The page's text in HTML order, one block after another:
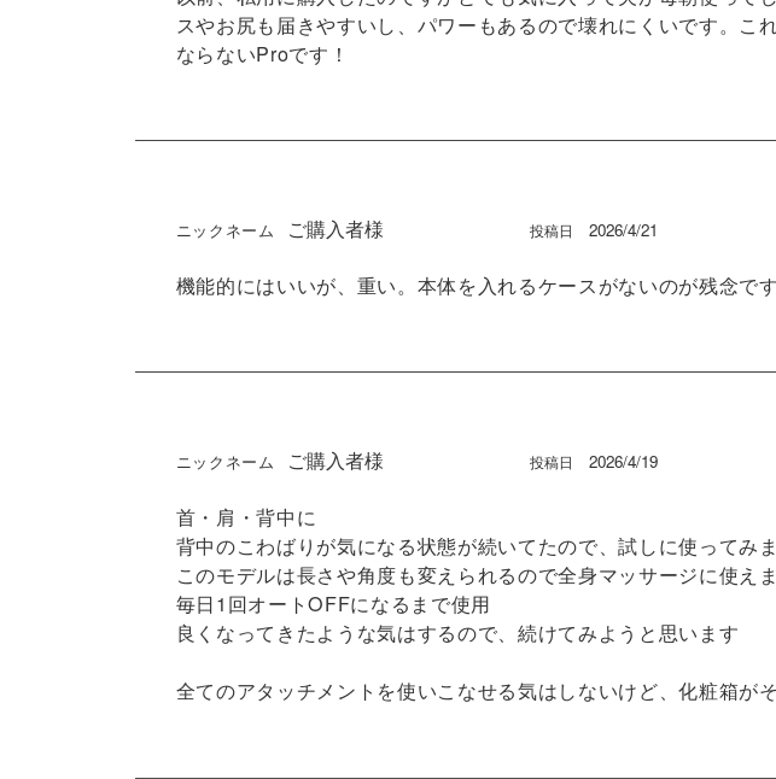
スやお尻も届きやすいし、パワーもあるので壊れにくいです。
ならないProです！
ご購入者様 投稿日 2026/4/21
機能的にはいいが、重い。本体を入れるケースがないのが残念です
ご購入者様 投稿日 2026/4/19
首・肩・背中に
背中のこわばりが気になる状態が続いてたので、試しに使ってみ
このモデルは長さや角度も変えられるので全身マッサージに使え
毎日1回オートOFFになるまで使用
良くなってきたような気はするので、続けてみようと思います
全てのアタッチメントを使いこなせる気はしないけど、化粧箱が